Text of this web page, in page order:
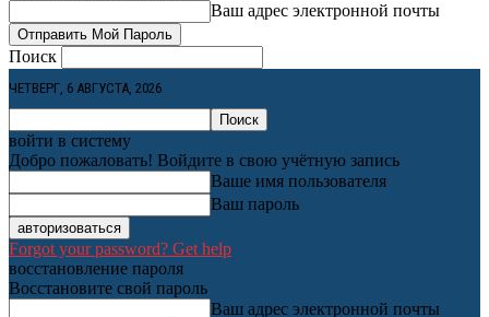
Ваш адрес электронной почты
Поиск
ЧЕТВЕРГ, 6 АВГУСТА, 2026
войти в систему
Добро пожаловать! Войдите в свою учётную запись
Ваше имя пользователя
Ваш пароль
Forgot your password? Get help
восстановление пароля
Восстановите свой пароль
Ваш адрес электронной почты